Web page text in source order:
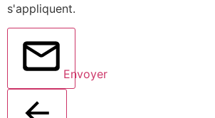
s'appliquent.
Envoyer